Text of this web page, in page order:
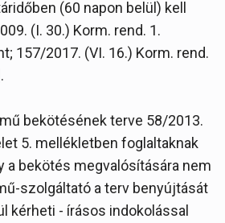
(60 napon belül) kell
(I. 30.) Korm. rend. 1.
157/2017. (VI. 16.) Korm. rend.
bekötésének terve 58/2013.
5. mellékletben foglaltaknak
a bekötés megvalósítására nem
szolgáltató a terv benyújtását
kérheti - írásos indokolással